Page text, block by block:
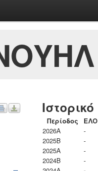
Ιστορικό
Περίοδος ΕΛΟ
2026A
-
2025B
-
2025A
-
2024B
-